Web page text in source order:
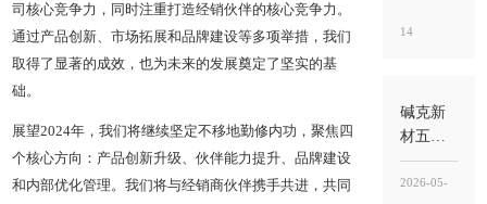
司核心竞争力，同时注重打造经销伙伴的核心竞争力。
通过产品创新、市场拓展和品牌建设等多项举措，我们
取得了显著的成效，也为未来的发展奠定了坚实的基
础。
展望2024年，我们将继续坚定不移地勤修内功，聚焦四
个核心方向：产品创新升级、伙伴能力提升、品牌建设
和内部优化管理。我们将与经销商伙伴携手共进，共同
体化集
修”，从
理论到
实操见
证产品
14
碱克新
材五月
特训营
第二期
2026-05-